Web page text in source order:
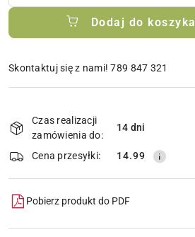
Dodaj do koszyka
Skontaktuj się z nami! 789 847 321
Wyślij
dostawa
Czas realizacji
zamówienia do:
14 dni
Cena przesyłki: 14.99
Pobierz produkt do PDF